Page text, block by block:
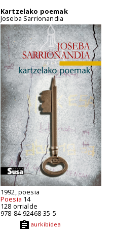
Kartzelako poemak
Joseba Sarrionandia
1992, poesia
Poesia 14
128 orrialde
978-84-92468-35-5
aurkibidea